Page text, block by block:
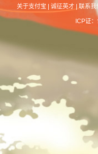
关于支付宝 诚征英才 联系我
ICP证